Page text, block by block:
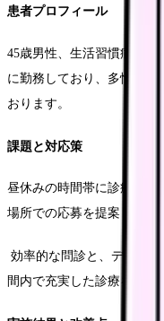
患者プロフィール
45歳男性、生活習慣病の
に勤務しており、多忙な業
おります。
課題と対応策
昼休みの時間帯に診療を設
場所での応募を提案しまし
効率的な問診と、データ
間内で充実した診療を実現